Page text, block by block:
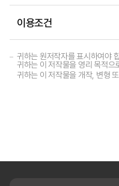
이용조건
귀하는 원저작자를 표시하여야
귀하는 이 저작물을 영리 목적으
귀하는 이 저작물을 개작, 변형